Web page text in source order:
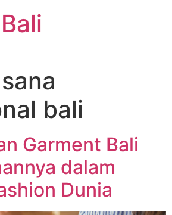
bali
Garment Bali
dalam
Dunia